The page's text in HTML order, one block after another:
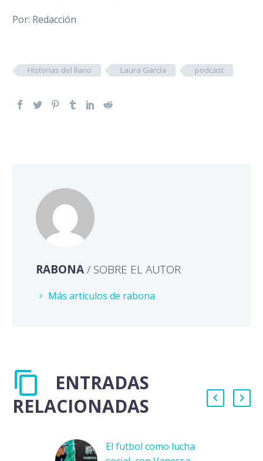
Por: Redacción
Historias del llano Laura García podcast
RABONA/ SOBRE EL AUTOR
Más artículos de rabona
ENTRADAS
RELACIONADAS
El futbol como lucha